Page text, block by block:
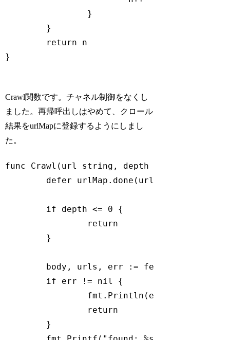
return n
}
Crawl関数です。チャネル制御をなくし
ました。再帰呼出しはやめて、クロール
結果をurlMapに登録するようにしまし
た。
func Crawl (url string , depth
defer urlMap.done(url)
if depth <= 0 {
return
if err != nil
{
return